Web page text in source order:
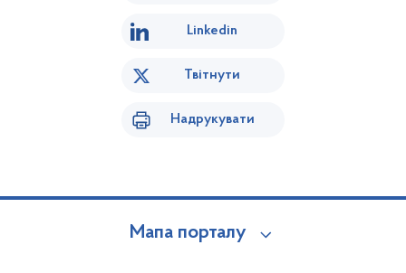
Linkedin
Твітнути
Надрукувати
Мапа порталу